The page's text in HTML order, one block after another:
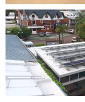
और पढ़ें